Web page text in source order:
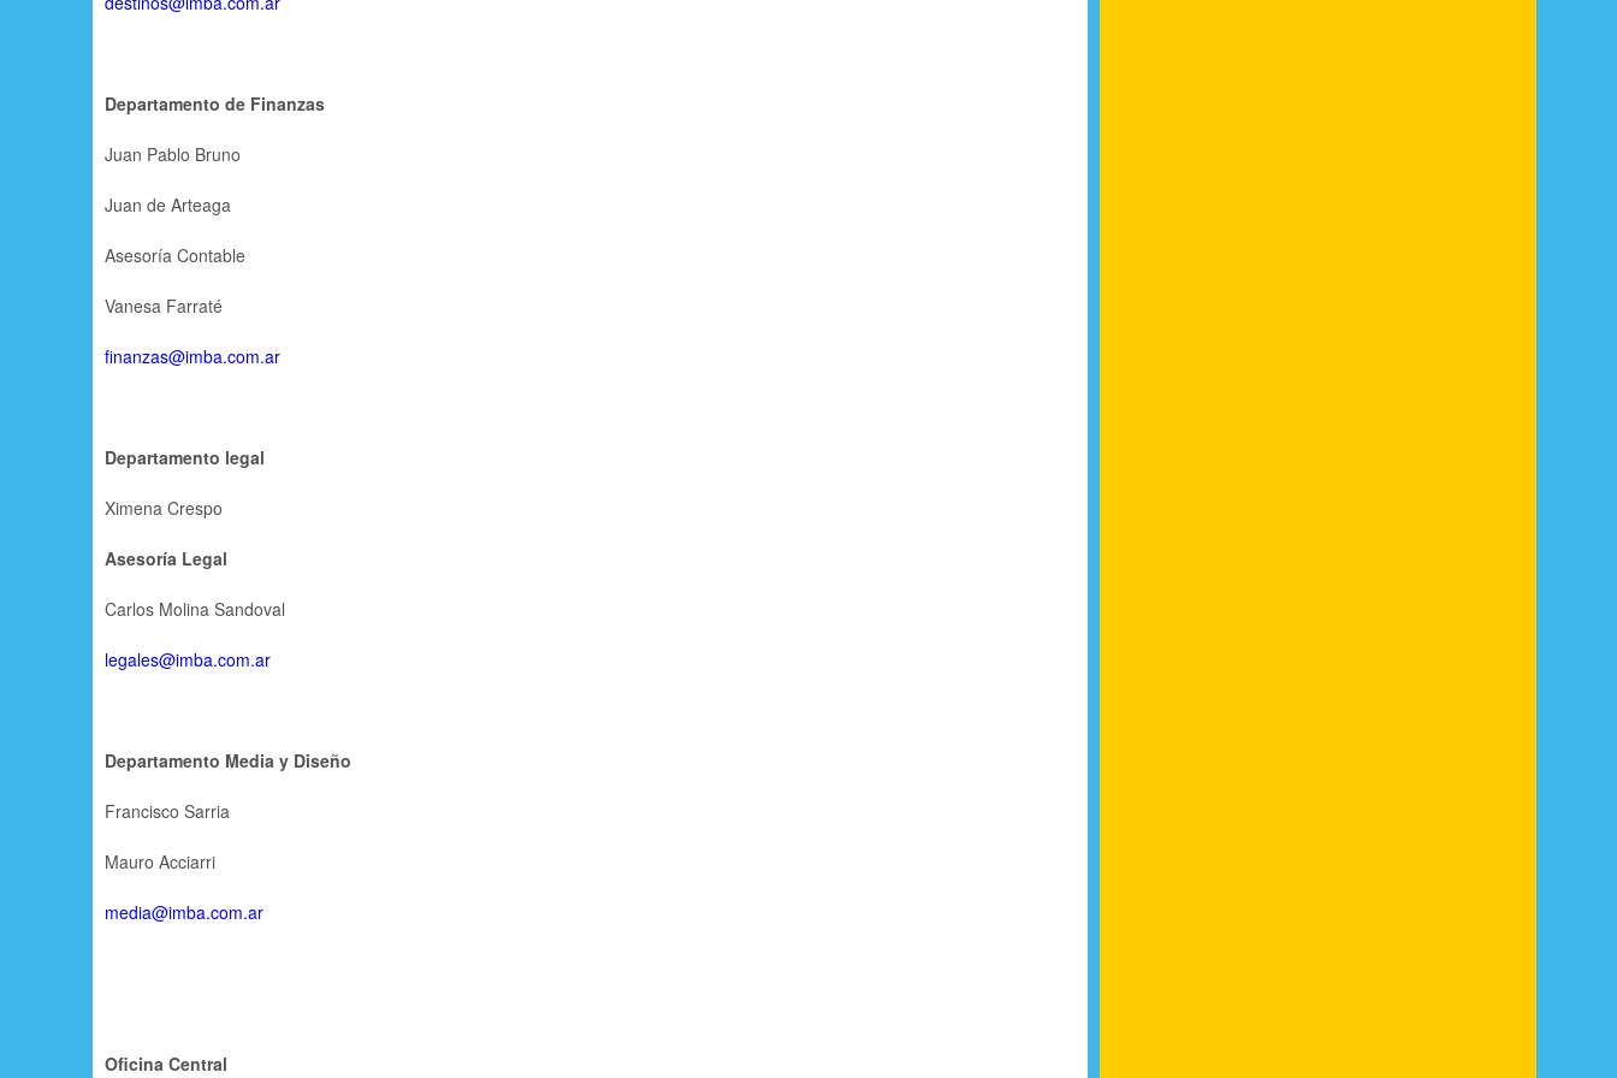
Departamento de Finanzas
Juan Pablo Bruno
Juan de Arteaga
Asesoría Contable
Vanesa Farraté
finanzas@imba.com.ar
Departamento legal
Ximena Crespo
Asesoría Legal
Carlos Molina Sandoval
legales@imba.com.ar
Departamento Media y Diseño
Francisco Sarria
Mauro Acciarri
media@imba.com.ar
Oficina Central